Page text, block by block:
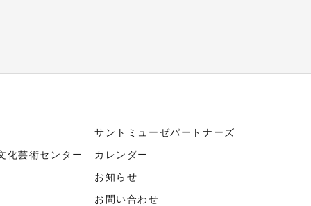
化芸術センター
サントミューゼパートナーズ
カレンダー
お知らせ
お問い合わせ